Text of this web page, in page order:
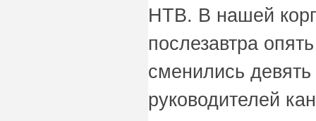
НТВ. В нашей
послезавтра
сменились
руководителей